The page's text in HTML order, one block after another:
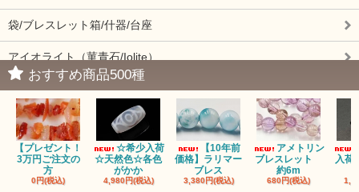
袋/ブレスレット箱/什器/台座
アイオライト（菫青石/Iolite）
アイドクレーズ（Idocrase）（別名ベスビアナイト）
アクアマリン（藍玉/藍柱石/Aquamarine）
アクチノライトインクォーツ（Actinolite/緑閃石）
赤瑪瑙（レッドアゲート/カーネリアン）
おすすめ商品500種
【プレゼント！
3万円ご注文の
方
0円(税込)
☆希少入荷
☆天然色☆各色
がかか
4,980円(税込)
【10年前
価格】ラリマー
ブレス
3,380円(税込)
アメトリン
ブレスレット
約6m
680円(税込)
入荷